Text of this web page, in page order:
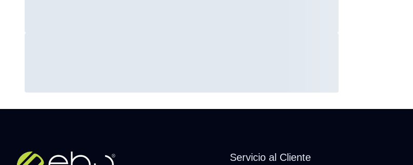
Servicio al Cliente